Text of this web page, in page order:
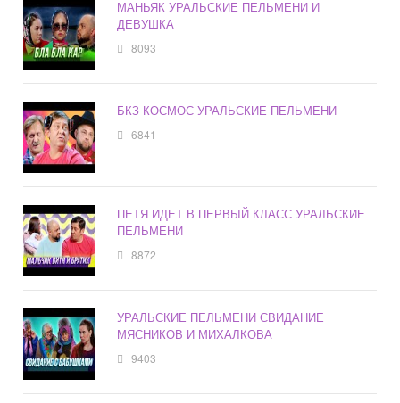
МАНЬЯК УРАЛЬСКИЕ ПЕЛЬМЕНИ И
ДЕВУШКА
8093
БКЗ КОСМОС УРАЛЬСКИЕ ПЕЛЬМЕНИ
6841
ПЕТЯ ИДЕТ В ПЕРВЫЙ КЛАСС УРАЛЬСКИЕ
ПЕЛЬМЕНИ
8872
УРАЛЬСКИЕ ПЕЛЬМЕНИ СВИДАНИЕ
МЯСНИКОВ И МИХАЛКОВА
9403